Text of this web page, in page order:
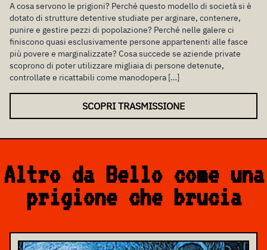
A cosa servono le prigioni? Perché questo modello di società si è
dotato di strutture detentive studiate per arginare, contenere,
punire e gestire pezzi di popolazione? Perché nelle galere ci
finiscono quasi esclusivamente persone appartenenti alle fasce
più povere e marginalizzate? Cosa succede se aziende private
scoprono di poter utilizzare migliaia di persone detenute,
controllate e ricattabili come manodopera […]
SCOPRI TRASMISSIONE
Altro da Bello come una
prigione che brucia